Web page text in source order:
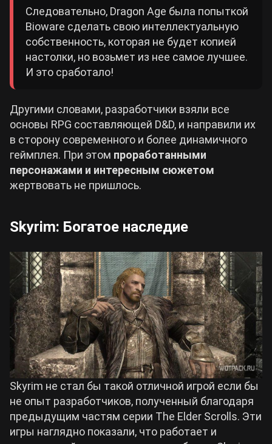
Следовательно, Dragon Age была попыткой
Bioware сделать свою интеллектуальную
собственность, которая не будет копией
настолки, но возьмет из нее самое лучшее.
И это сработало!
Другими словами, разработчики взяли все
основы RPG составляющей D&D, и направили их
в сторону современного и более динамичного
геймплея. При этом проработанными
персонажами и интересным сюжетом
жертвовать не пришлось.
Skyrim: Богатое наследие
Skyrim не стал бы такой отличной игрой если бы
не опыт разработчиков, полученный благодаря
предыдущим частям серии The Elder Scrolls. Эти
игры наглядно показали, что работает и